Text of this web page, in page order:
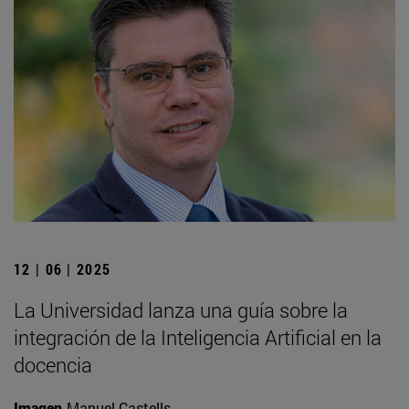
12 | 06 | 2025
La Universidad lanza una guía sobre la
integración de la Inteligencia Artificial en la
docencia